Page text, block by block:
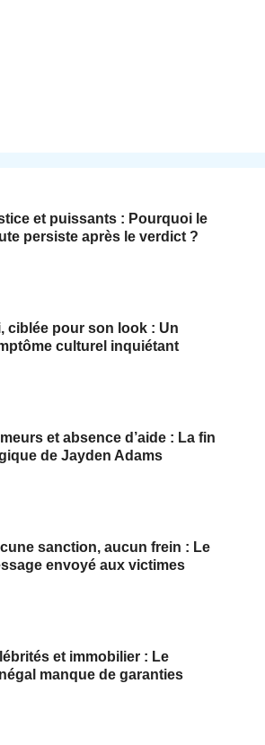
et puissants : Pourquoi le
persiste après le verdict ?
ciblée pour son look : Un
culturel inquiétant
et absence d’aide : La fin
de Jayden Adams
sanction, aucun frein : Le
envoyé aux victimes
et immobilier : Le
manque de garanties